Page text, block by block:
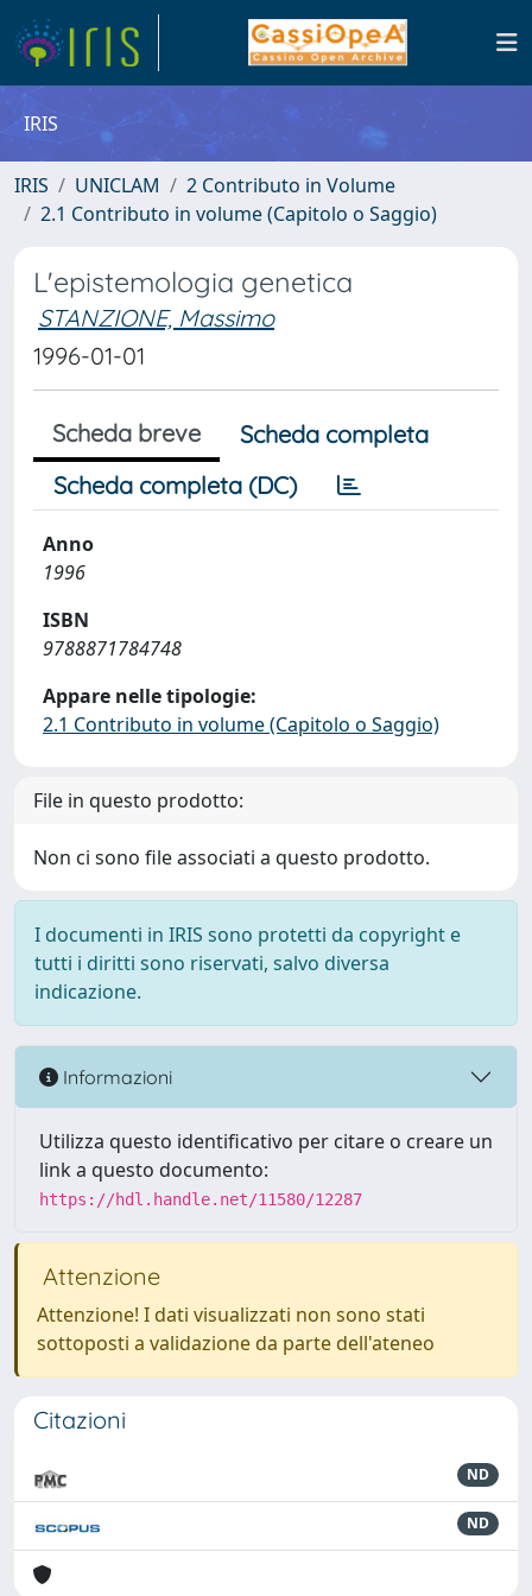
IRIS
IRIS UNICLAM
2 Contributo in Volume
2.1 Contributo in volume (Capitolo o Saggio)
L'epistemologia genetica
STANZIONE, Massimo
1996-01-01
Scheda breve
Scheda completa
Scheda completa (DC)
Anno
1996
ISBN
9788871784748
Appare nelle tipologie:
2.1 Contributo in volume (Capitolo o Saggio)
File in questo prodotto:
Non ci sono file associati a questo prodotto.
I documenti in IRIS sono protetti da copyright e
tutti i diritti sono riservati, salvo diversa
indicazione.
Informazioni
Utilizza questo identificativo per citare o creare un
link a questo documento:
https://hdl.handle.net/11580/12287
Attenzione
Attenzione! I dati visualizzati non sono stati
sottoposti a validazione da parte dell'ateneo
Citazioni
ND
ND